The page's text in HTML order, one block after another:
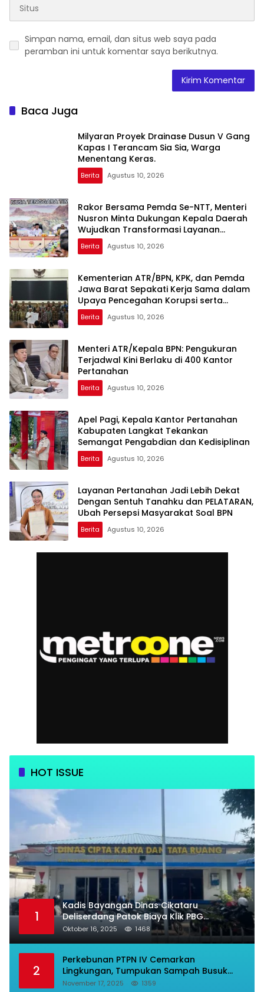
Simpan nama, email, dan situs web saya pada
peramban ini untuk komentar saya berikutnya.
Baca Juga
Milyaran Proyek Drainase Dusun V Gang
Kapas I Terancam Sia Sia, Warga
Menentang Keras.
Berita Agustus 10, 2026
Rakor Bersama Pemda Se-NTT, Menteri
Nusron Minta Dukungan Kepala Daerah
Wujudkan Transformasi Layanan
Pertanahan
Berita Agustus 10, 2026
Kementerian ATR/BPN, KPK, dan Pemda
Jawa Barat Sepakati Kerja Sama dalam
Upaya Pencegahan Korupsi serta
Penguatan Ekonomi Daerah
Berita Agustus 10, 2026
Menteri ATR/Kepala BPN: Pengukuran
Terjadwal Kini Berlaku di 400 Kantor
Pertanahan
Berita Agustus 10, 2026
Apel Pagi, Kepala Kantor Pertanahan
Kabupaten Langkat Tekankan
Semangat Pengabdian dan Kedisiplinan
Berita Agustus 10, 2026
Layanan Pertanahan Jadi Lebih Dekat
Dengan Sentuh Tanahku dan PELATARAN,
Ubah Persepsi Masyarakat Soal BPN
Berita Agustus 10, 2026
HOT ISSUE
1
Kadis Bayangan Dinas Cikataru
Deliserdang Patok Biaya Klik PBG
Luarbiasa Besar, Bupati Dipermalukan
Oktober 16, 2025 1468
2
Perkebunan PTPN IV Cemarkan
Lingkungan, Tumpukan Sampah Busuk
Dibiarkan Menggunung Di Areal Rumah
November 17, 2025 1359